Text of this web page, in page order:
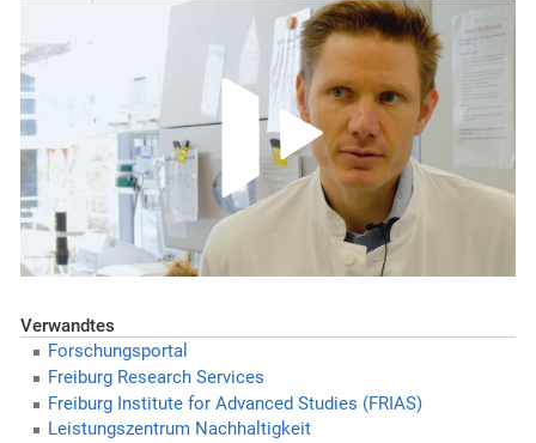
Verwandtes
Forschungsportal
Freiburg Research Services
Freiburg Institute for Advanced Studies (FRIAS)
Leistungszentrum Nachhaltigkeit